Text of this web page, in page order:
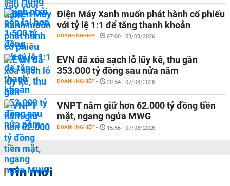
Điện Máy Xanh muốn phát hành cổ phiếu
với tỷ lệ 1:1 để tăng thanh khoản
DOANH NGHIỆP - 07:00 | 08/08/2026
EVN đã xóa sạch lỗ lũy kế, thu gần
353.000 tỷ đồng sau nửa năm
DOANH NGHIỆP - 20:54 | 07/08/2026
VNPT nắm giữ hơn 62.000 tỷ đồng tiền
mặt, ngang ngửa MWG
DOANH NGHIỆP - 15:56 | 07/08/2026
Tin mới